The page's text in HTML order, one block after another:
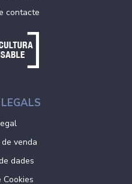
contacte
venda
dades
Cookies